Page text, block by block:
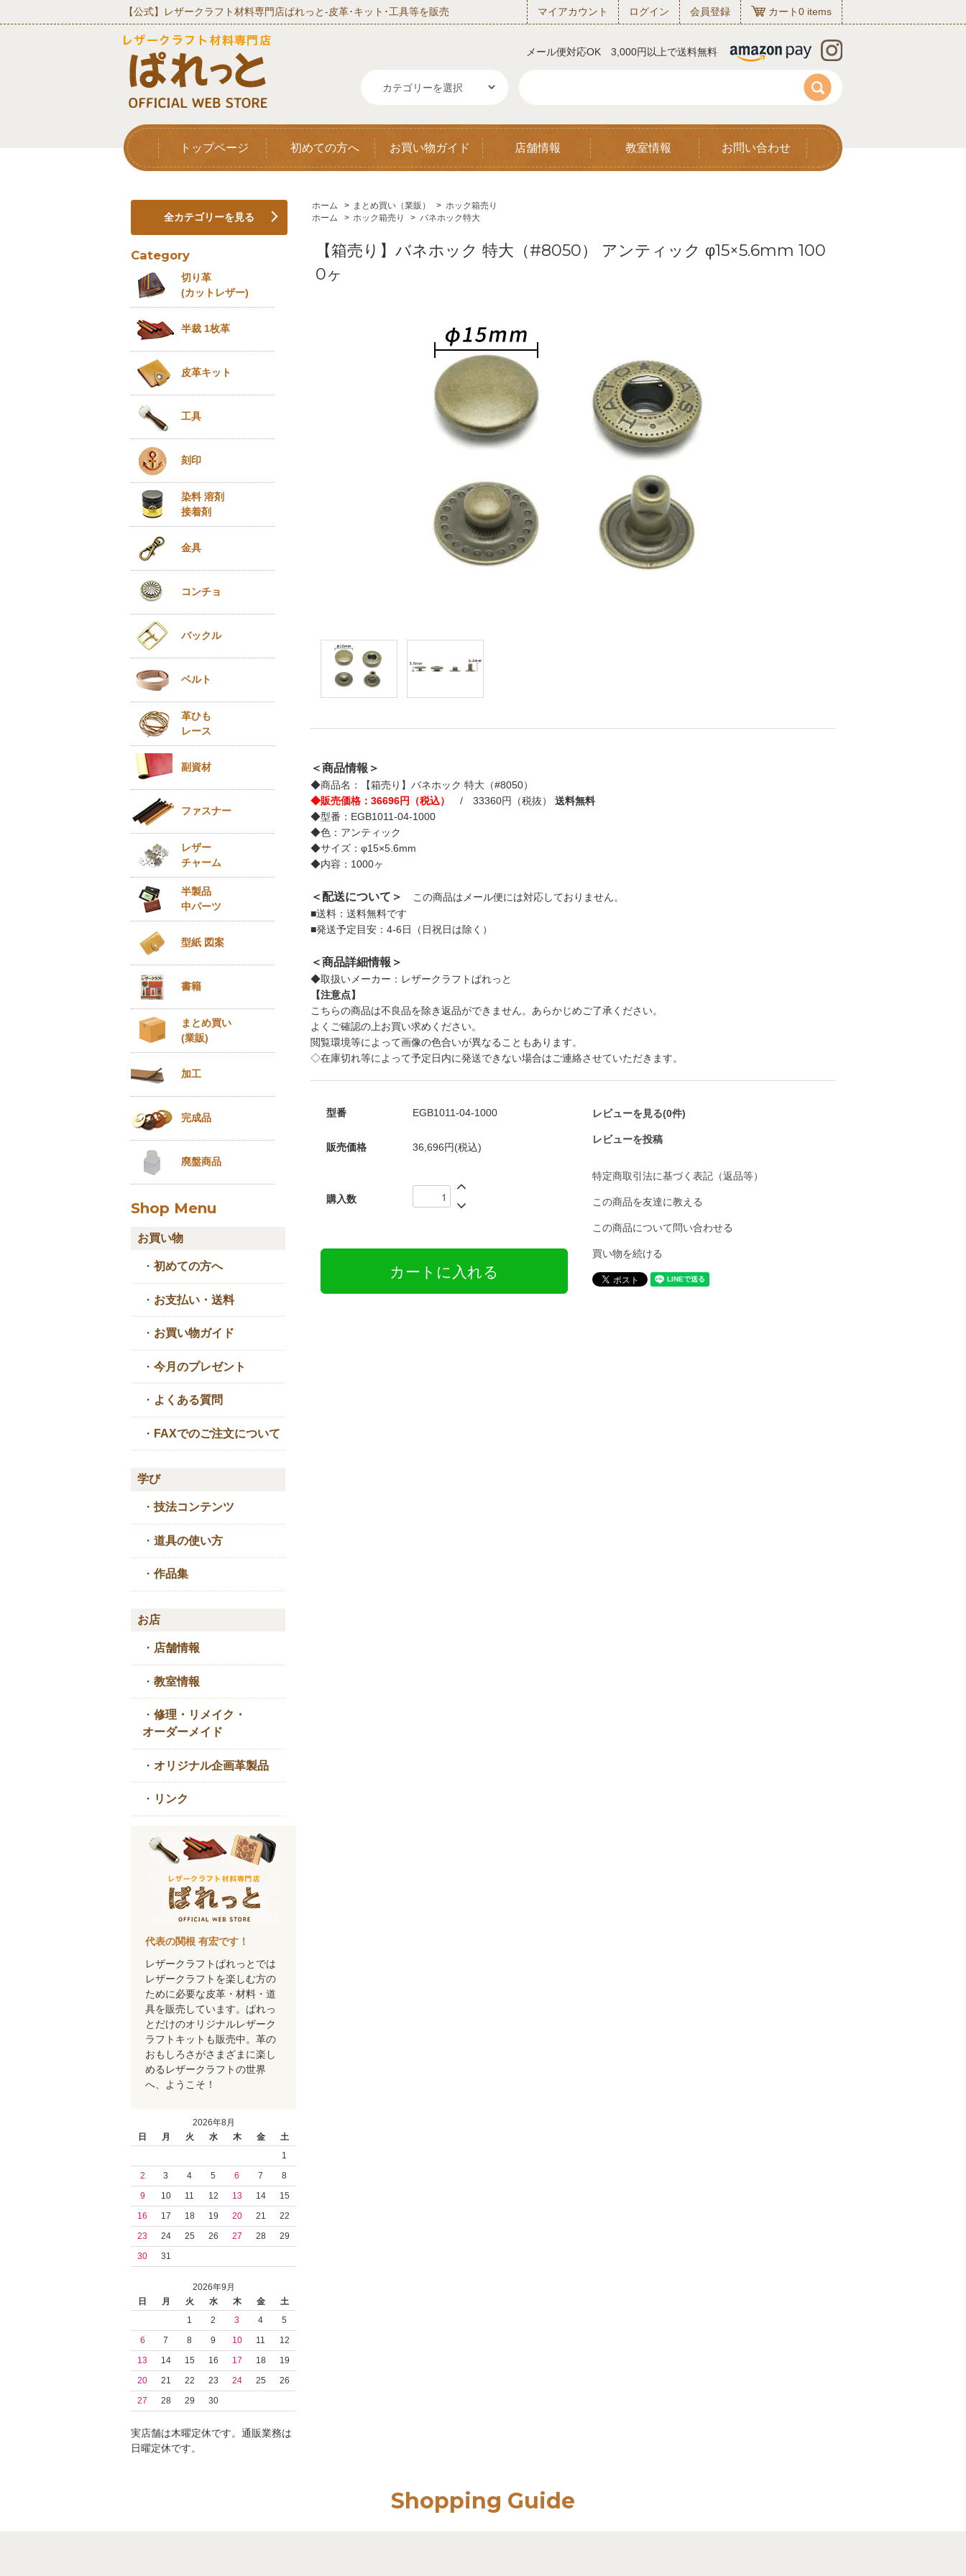
【公式】レザークラフト材料専門店ぱれっと‐皮革･キット･工具等を販売 マイアカウント ログイン 会員登録 カート0 items
メール便対応OK 3,000円以上で送料無料
トップページ 初めての方へ お買い物ガイド 店舗情報 教室情報 お問い合わせ
ホーム > まとめ買い（業販） > ホック箱売り
ホーム
> ホック箱売り > バネホック特大
【箱売り】バネホック 特大（#8050） アンティック φ15×5.6mm 100
0ヶ
＜商品情報＞
◆商品名：【箱売り】バネホック 特大（#8050）
◆販売価格：36696円（税込）
/ 33360円（税抜） 送料無料
◆型番：EGB1011-04-1000
◆色：アンティック
◆サイズ：φ15×5.6mm
◆内容：1000ヶ
＜配送について＞
この商品はメール便には対応しておりません。
■送料：送料無料です
■発送予定目安：4-6日（日祝日は除く）
＜商品詳細情報＞
◆取扱いメーカー：レザークラフトぱれっと
【注意点】
こちらの商品は不良品を除き返品ができません。あらかじめご了承ください。
よくご確認の上お買い求めください。
閲覧環境等によって画像の色合いが異なることもあります。
◇在庫切れ等によって予定日内に発送できない場合はご連絡させていただきます。
型番 EGB1011-04-1000
販売価格 36,696円(税込)
購入数
レビューを見る(0件)
レビューを投稿
特定商取引法に基づく表記（返品等）
この商品を友達に教える
この商品について問い合わせる
買い物を続ける
全カテゴリーを見る
Category
切り革
(カットレザー)
半裁 1枚革
皮革キット
工具
刻印
染料 溶剤
接着剤
金具
コンチョ
バックル
ベルト
革ひも
レース
副資材
ファスナー
レザー
チャーム
半製品
中パーツ
型紙 図案
書籍
まとめ買い
(業販)
加工
完成品
廃盤商品
Shop Menu
お買い物
・ 初めての方へ
・ お支払い・送料
・ お買い物ガイド
・ 今月のプレゼント
・ よくある質問
・ FAXでのご注文について
学び
・ 技法コンテンツ
・ 道具の使い方
・ 作品集
お店
・ 店舗情報
・ 教室情報
・ 修理・リメイク・
オーダーメイド
・ オリジナル企画革製品
・ リンク
代表の関根 有宏です！
レザークラフトぱれっとでは
レザークラフトを楽しむ方の
ために必要な皮革・材料・道
具を販売しています。ぱれっ
とだけのオリジナルレザーク
ラフトキットも販売中。革の
おもしろさがさまざまに楽し
めるレザークラフトの世界
へ、ようこそ！
2026年8月
日
月 火 水 木 金
土
1
2
3 4 5 6 7
8
9
10 11 12 13 14
15
16
17 18 19 20 21
22
23
24 25 26 27 28
29
30
31
2026年9月
日
月 火 水 木 金
土
1
2 3 4
5
6
7 8 9 10 11
12
13
14 15 16 17 18
19
20
21 22 23 24 25
26
27
28 29 30
実店舗は木曜定休です。通販業務は
日曜定休です。
Shopping Guide